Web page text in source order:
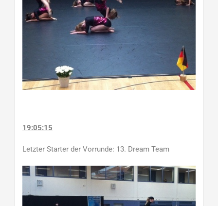
19:05:15
Letzter Starter der Vorrunde: 13. Dream Team